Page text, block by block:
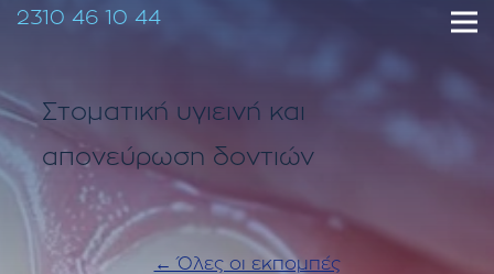
2310 46 10 44
Στοματική υγιεινή και
απονεύρωση δοντιών
← Όλες οι εκπομπές